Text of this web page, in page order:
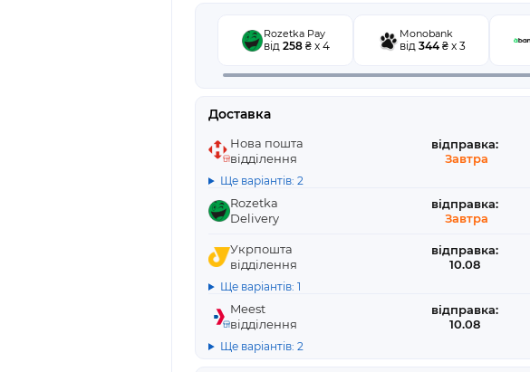
Rozetka Pay
від 258₴ x 4
Monobank
від 344₴ x 3
Доставка
Нова пошта
відділення
відправка:
Завтра
Ще варіантів: 2
Rozetka
Delivery
відправка:
Завтра
Укрпошта
відділення
відправка:
10.08
Ще варіантів: 1
Meest
відділення
відправка:
10.08
Ще варіантів: 2